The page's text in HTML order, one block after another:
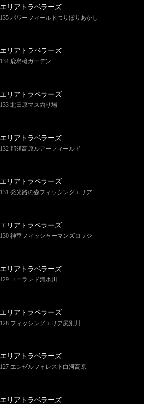
エリアトラベラーズ
135 パワーフィールドつりぼりあかし
エリアトラベラーズ
134 鹿島槍ガーデン
エリアトラベラーズ
133 北田原マス釣り場
エリアトラベラーズ
132 那須高原ルアーフィールド
エリアトラベラーズ
131 発光路の森フィッシングエリア
エリアトラベラーズ
130 神室フィッシャーマンズロッジ
エリアトラベラーズ
129 ユーランド清水川
エリアトラベラーズ
128 フィッシングエリア尻別川
エリアトラベラーズ
127 エンゼルフォレスト白河高原
エリアトラベラーズ